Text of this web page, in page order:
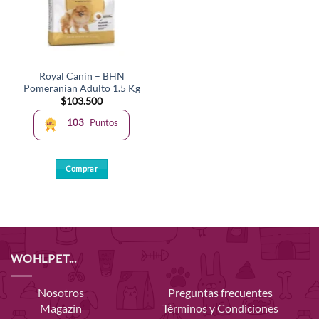
Royal Canin – BHN
Pomeranian Adulto 1.5 Kg
$103.500
103 Puntos
Comprar
WOHLPET...
Nosotros
Magazín
Preguntas frecuentes
Términos y Condiciones